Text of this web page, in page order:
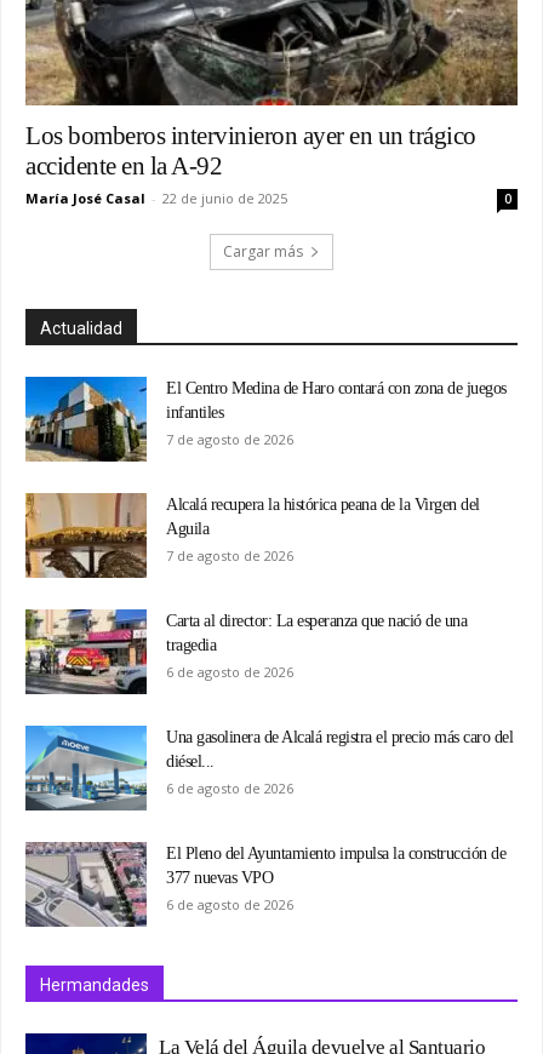
Los bomberos intervinieron ayer en un trágico
accidente en la A-92
María José Casal - 22 de junio de 2025 0
Cargar más
Actualidad
El Centro Medina de Haro contará con zona de juegos
infantiles
7 de agosto de 2026
Alcalá recupera la histórica peana de la Virgen del
Aguila
7 de agosto de 2026
Carta al director: La esperanza que nació de una
tragedia
6 de agosto de 2026
Una gasolinera de Alcalá registra el precio más caro del
diésel...
6 de agosto de 2026
El Pleno del Ayuntamiento impulsa la construcción de
377 nuevas VPO
6 de agosto de 2026
Hermandades
La Velá del Águila devuelve al Santuario